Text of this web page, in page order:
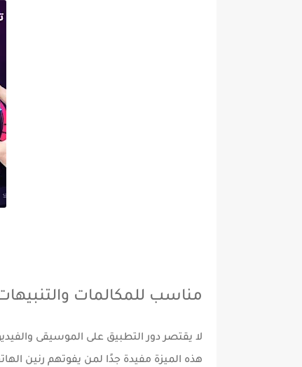
مناسب للمكالمات
لا يقتصر دور التطبيق على الموسيقى
هذه الميزة مفيدة جدًا لمن يفوتهم رنين